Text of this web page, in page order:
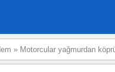
» Motorcular yağmurdan